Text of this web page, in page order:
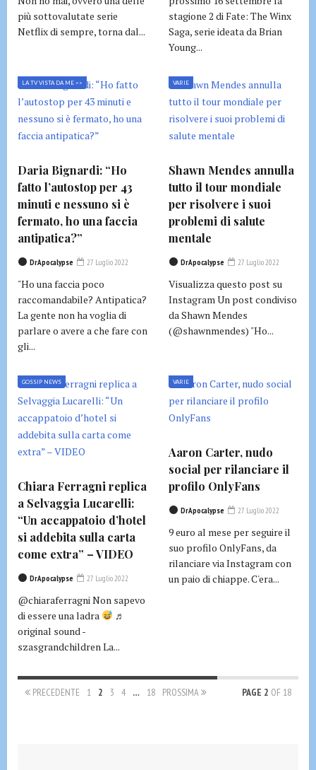
più sottovalutate serie
Netflix di sempre, torna dal...
stagione 2 di Fate: The Winx
Saga, serie ideata da Brian
Young...
LA TV VISTA DA ME >>
Daria Bignardi: “Ho
fatto l’autostop per 43
minuti e nessuno si è
fermato, ho una faccia
antipatica?”
DrApocalypse 27 Luglio 2022
"Ho una faccia poco
raccomandabile? Antipatica?
La gente non ha voglia di
parlare o avere a che fare con
gli...
VARIE
Shawn Mendes annulla
tutto il tour mondiale
per risolvere i suoi
problemi di salute
mentale
DrApocalypse 27 Luglio 2022
Visualizza questo post su
Instagram Un post condiviso
da Shawn Mendes
(@shawnmendes) "Ho...
GOSSIP NEWS
Chiara Ferragni replica
a Selvaggia Lucarelli:
“Un accappatoio d’hotel
si addebita sulla carta
come extra” – VIDEO
DrApocalypse 27 Luglio 2022
@chiaraferragni Non sapevo
di essere una ladra
♬
original sound -
szasgrandchildren La...
VARIE
Aaron Carter, nudo
social per rilanciare il
profilo OnlyFans
DrApocalypse 27 Luglio 2022
9 euro al mese per seguire il
suo profilo OnlyFans, da
rilanciare via Instagram con
un paio di chiappe. C'era...
PRECEDENTE 1 2 3 4 … 18 PROSSIMA PAGE 2 OF 18